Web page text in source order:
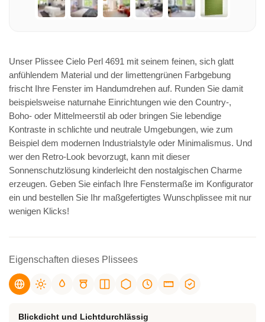
Unser Plissee Cielo Perl 4691 mit seinem feinen, sich glatt
anfühlendem Material und der limettengrünen Farbgebung
frischt Ihre Fenster im Handumdrehen auf. Runden Sie damit
beispielsweise naturnahe Einrichtungen wie den Country-,
Boho- oder Mittelmeerstil ab oder bringen Sie lebendige
Kontraste in schlichte und neutrale Umgebungen, wie zum
Beispiel dem modernen Industrialstyle oder Minimalismus. Und
wer den Retro-Look bevorzugt, kann mit dieser
Sonnenschutzlösung kinderleicht den nostalgischen Charme
erzeugen. Geben Sie einfach Ihre Fenstermaße im Konfigurator
ein und bestellen Sie Ihr maßgefertigtes Wunschplissee mit nur
wenigen Klicks!
Eigenschaften dieses Plissees
Blickdicht und Lichtdurchlässig